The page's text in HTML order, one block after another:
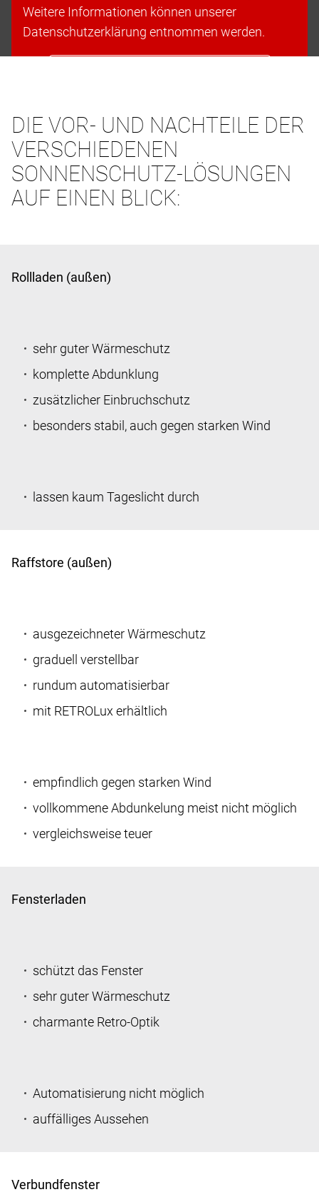
Weitere Informationen können unserer
Datenschutzerklärung entnommen werden.
DIE VOR- UND NACHTEILE DER
VERSCHIEDENEN
SONNENSCHUTZ-LÖSUNGEN
AUF EINEN BLICK:
Rollladen (außen)
lassen kaum Tageslicht durch
sehr guter Wärmeschutz
komplette Abdunklung
zusätzlicher Einbruchschutz
besonders stabil, auch gegen starken Wind
Raffstore (außen)
empfindlich gegen starken Wind
vollkommene Abdunkelung meist nicht möglich
vergleichsweise teuer
ausgezeichneter Wärmeschutz
graduell verstellbar
rundum automatisierbar
mit RETROLux erhältlich
Fensterladen
Automatisierung nicht möglich
auffälliges Aussehen
schützt das Fenster
sehr guter Wärmeschutz
charmante Retro-Optik
Verbundfenster